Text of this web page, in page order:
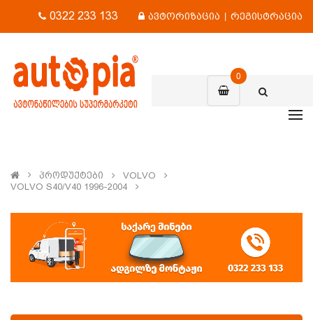
0322 233 133 ავტორიზაცია | რეგისტრაცია
0
Პროდუქტები
VOLVO
VOLVO S40/V40 1996-2004